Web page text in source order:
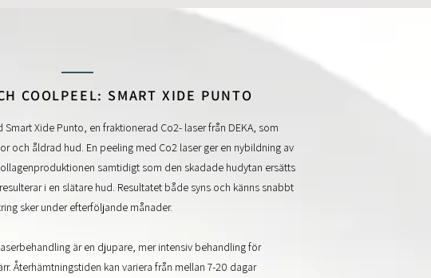
COOLPEEL: SMART XIDE PUNTO
Smart Xide Punto, en fraktionerad Co2- laser från DEKA, som
och åldrad hud. En peeling med Co2 laserger en nybildning av
samtidigt som den skadade hudytan ersätts
i en slätare hud. Resultatet både syns och känns snabbt
sker under efterföljande månader.
är en djupare, mer intensiv behandling för
Återhämtningstiden kan variera från mellan 7-20 dagar